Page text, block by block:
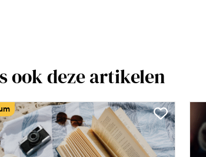
ook deze artikelen